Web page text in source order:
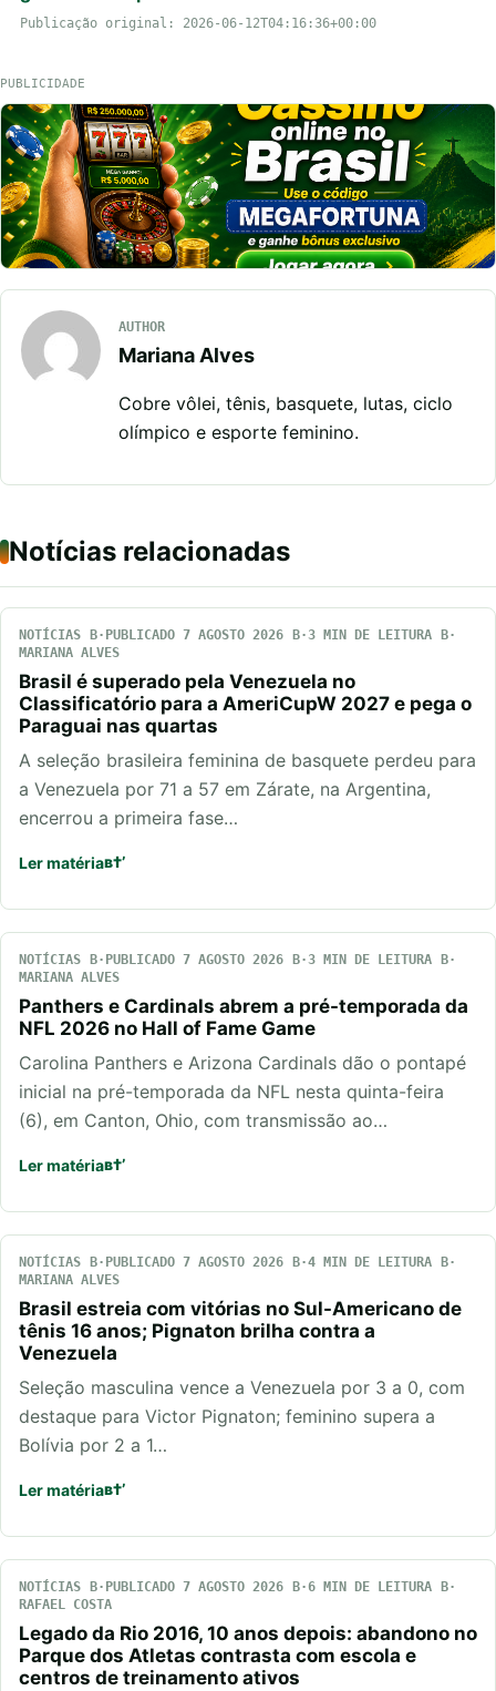
Publicação original: 2026-06-12T04:16:36+00:00
PUBLICIDADE
AUTHOR
Mariana Alves
Cobre vôlei, tênis, basquete, lutas, ciclo
olímpico e esporte feminino.
Notícias relacionadas
NOTÍCIAS PUBLICADO 7 AGOSTO 2026
3 MIN DE LEITURA
MARIANA ALVES
Brasil é superado pela Venezuela no
Classificatório para a AmeriCupW 2027 e pega o
Paraguai nas quartas
A seleção brasileira feminina de basquete perdeu para
a Venezuela por 71 a 57 em Zárate, na Argentina,
encerrou a primeira fase…
Ler matéria
NOTÍCIAS PUBLICADO 7 AGOSTO 2026
3 MIN DE LEITURA
MARIANA ALVES
Panthers e Cardinals abrem a pré-temporada da
NFL 2026 no Hall of Fame Game
Carolina Panthers e Arizona Cardinals dão o pontapé
inicial na pré-temporada da NFL nesta quinta-feira
(6), em Canton, Ohio, com transmissão ao…
Ler matéria
NOTÍCIAS PUBLICADO 7 AGOSTO 2026
4 MIN DE LEITURA
MARIANA ALVES
Brasil estreia com vitórias no Sul-Americano de
tênis 16 anos; Pignaton brilha contra a
Venezuela
Seleção masculina vence a Venezuela por 3 a 0, com
destaque para Victor Pignaton; feminino supera a
Bolívia por 2 a 1…
Ler matéria
NOTÍCIAS PUBLICADO 7 AGOSTO 2026
6 MIN DE LEITURA
RAFAEL COSTA
Legado da Rio 2016, 10 anos depois: abandono no
Parque dos Atletas contrasta com escola e
centros de treinamento ativos